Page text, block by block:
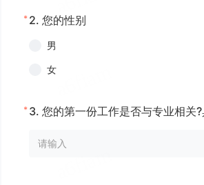
* 2. 您的性别
男
女
* 3. 您的第一份工作是否与专业相关